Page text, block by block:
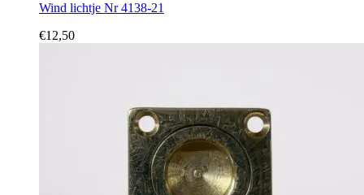
Wind lichtje Nr 4138-21
€12,50